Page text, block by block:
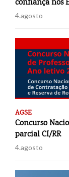
confiança nos
4.agosto
AGSE
Concurso
parcial CI/RR
4.agosto